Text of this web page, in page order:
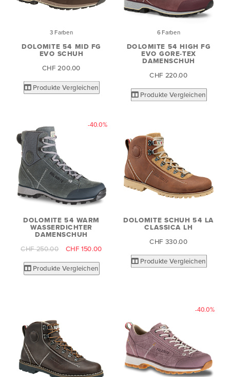
3 Farben
DOLOMITE 54 MID FG
EVO SCHUH
CHF 200.00
Produkte Vergleichen
6 Farben
DOLOMITE 54 HIGH FG
EVO GORE-TEX
DAMENSCHUH
CHF 220.00
Produkte Vergleichen
-40.0%
DOLOMITE 54 WARM
WASSERDICHTER
DAMENSCHUH
CHF 250.00
CHF 150.00
Produkte Vergleichen
DOLOMITE SCHUH 54 LA
CLASSICA LH
CHF 330.00
Produkte Vergleichen
-40.0%